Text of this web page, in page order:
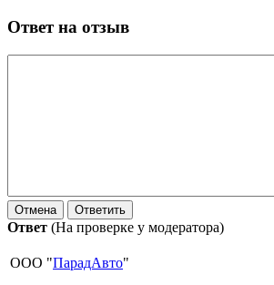
Ответ на отзыв
Ответ (На проверке у модератора)
ООО "ПарадАвто"